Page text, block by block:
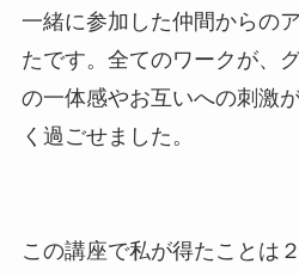
一緒に参加した仲間からの
たです。全てのワークが、
の一体感やお互いへの刺激
く過ごせました。
この講座で私が得たことは２